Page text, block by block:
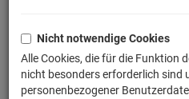
Nicht notwendige Cookies
Alle Cookies, die für die Funktion
nicht besonders erforderlich sind
personenbezogener